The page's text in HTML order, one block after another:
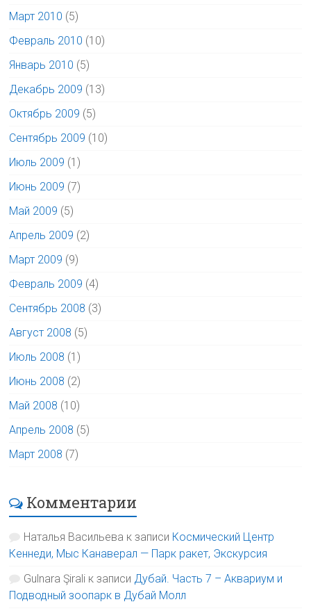
Март 2010 (5)
Февраль 2010 (10)
Январь 2010 (5)
Декабрь 2009 (13)
Октябрь 2009 (5)
Сентябрь 2009 (10)
Июль 2009 (1)
Июнь 2009 (7)
Май 2009 (5)
Апрель 2009 (2)
Март 2009 (9)
Февраль 2009 (4)
Сентябрь 2008 (3)
Август 2008 (5)
Июль 2008 (1)
Июнь 2008 (2)
Май 2008 (10)
Апрель 2008 (5)
Март 2008 (7)
Комментарии
Наталья Васильева к записи Космический Центр
Кеннеди, Мыс Канаверал — Парк ракет, Экскурсия
Gulnara Şirali к записи Дубай. Часть 7 – Аквариум и
Подводный зоопарк в Дубай Молл